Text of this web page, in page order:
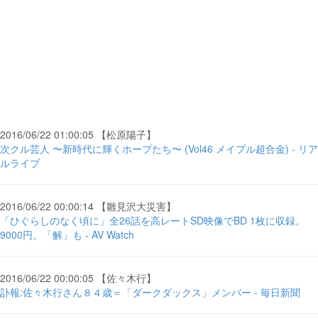
2016/06/22 01:00:05 【松原陽子】
次クル芸人 〜新時代に輝くホープたち〜 (Vol46 メイプル超合金) - リア
ルライブ
2016/06/22 00:00:14 【雛見沢大災害】
「ひぐらしのなく頃に」全26話を高レートSD映像でBD 1枚に収録。
9000円。「解」も - AV Watch
2016/06/22 00:00:05 【佐々木行】
訃報:佐々木行さん８４歳＝「ダークダックス」メンバー - 毎日新聞